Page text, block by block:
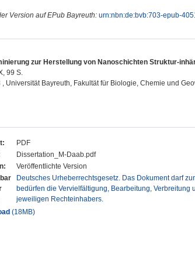
Version auf EPub Bayreuth: urn:nbn:de:bvb:703-epub-
zur Herstellung von Nanoschichten Struktur-
99 S.
Universität Bayreuth, Fakultät für Biologie, Chemie und
PDF
Dissertation_M-Daab.pdf
Veröffentlichte Version
Deutsches Urheberrechtsgesetz. Das Dokument darf
bedürfen die Vervielfältigung, Bearbeitung,
jeweiligen Rechteinhabers.
(18MB)